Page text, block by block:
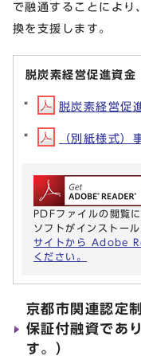
で融通することにより
換を支援します。
脱炭素経営促進資金
脱炭素経営促
（別紙様式
PDFファイルの閲覧
ソフトがインストー
サイトから Adobe
ください。
京都市関連認定
保証付融資であ
す。）